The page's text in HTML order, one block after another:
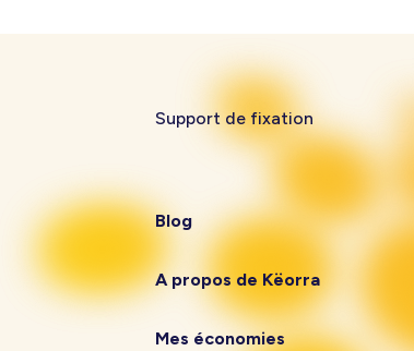
Support de fixation
Blog
A propos de Këorra
Mes économies